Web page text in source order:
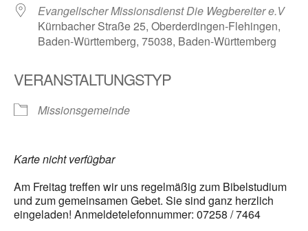
Evangelischer Missionsdienst Die Wegbereiter e.V
Kürnbacher Straße 25, Oberderdingen-Flehingen,
Baden-Württemberg, 75038, Baden-Württemberg
VERANSTALTUNGSTYP
Missionsgemeinde
Karte nicht verfügbar
Am Freitag treffen wir uns regelmäßig zum Bibelstudium
und zum gemeinsamen Gebet. Sie sind ganz herzlich
eingeladen! Anmeldetelefonnummer: 07258 / 7464